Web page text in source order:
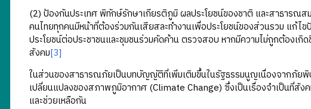
(2) ป้องกันประเทศ พิทักษ์รักษาเกียรติภูมิ ผลประโยชน์ของชาติ และสาธารณ
คนไทยทุกคนมีหน้าที่ต้องร่วมกันเสียสละทำงานเพื่อประโยชน์ของส่วนรวม แก้
ประโยชน์ต่อประชาชนและชุมชนร่วมคัดค้าน ตรวจสอบ หากมีความไม่ถูกต้องเ
สังคม[3]
ในส่วนของสาธารณภัยเป็นบทบัญญัติที่เพิ่มเติมขึ้นในรัฐธรรมนูญเนื่องจากภัยพิ
เปลี่ยนแปลงของสภาพภูมิอากาศ (Climate Change) ซึ่งเป็นเรื่องจำเป็นที่สั
และช่วยเหลือกัน